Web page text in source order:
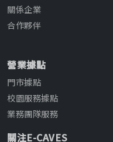
關係企業
合作夥伴
營業據點
門市據點
校園服務據點
業務團隊服務
關注E-CAVES